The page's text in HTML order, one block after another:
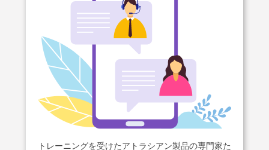
トレーニングを受けたアトラシアン製品の専⾨家た